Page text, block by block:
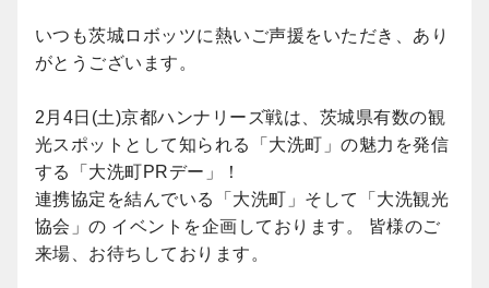
いつも茨城ロボッツに熱いご声援をいただき、あり
がとうございます。
2月4日(土)京都ハンナリーズ戦は、茨城県有数の観
光スポットとして知られる「大洗町」の魅力を発信
する「大洗町PRデー」！
連携協定を結んでいる「大洗町」そして「大洗観光
協会」の イベントを企画しております。 皆様のご
来場、お待ちしております。